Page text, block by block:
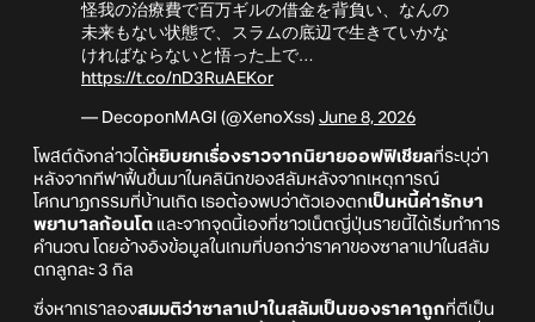
怪我の治療費で百万ギルの借金を背負い、なんの
未来もない状態で、スラムの底辺で生きていかな
ければならないと悟った上で…
https://t.co/nD3RuAEKor
— DecoponMAGI (@XenoXss) June 8, 2026
โพสต์ดังกล่าวได้หยิบยกเรื่องราวจากนิยายออฟฟิเชียลที่ระบุว่า
หลังจากทีฟาฟื้นขึ้นมาในคลินิกของสลัมหลังจากเหตุการณ์
โศกนาฏกรรมที่บ้านเกิด เธอต้องพบว่าตัวเองตกเป็นหนี้ค่ารักษา
พยาบาลก้อนโต และจากจุดนี้เองที่ชาวเน็ตญี่ปุ่นรายนี้ได้เริ่มทำการ
คำนวณ โดยอ้างอิงข้อมูลในเกมที่บอกว่าราคาของซาลาเปาในสลัม
ตกลูกละ 3 กิล
ซึ่งหากเราลองสมมติว่าซาลาเปาในสลัมเป็นของราคาถูกที่ตีเป็น